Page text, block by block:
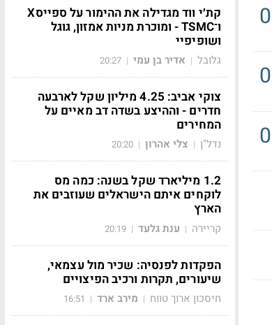
0
0
0
קת׳י ווד מגדילה את ההימור על ספייסX
ו־TSMC - ומוכרת מניות אמזון, גוגל
ושופיפיי
גלובל | אדיר בן עמי |
20:27
צוקי אביב: 4.25 מיליון שקל לארבעה
חדרים - וההיצע בשדה דב מאיים על
המחירים
נדל"ן | צלי אהרון |
20:20
1.2 מיליארד שקל בשנה: כמה מס
לוקחים איתם הישראלים שעוזבים את
הארץ
קריירה | ענת גלעד |
20:19
הפקדות לפנסיה: שכיר מול עצמאי,
שיעורים, תקרות ורכיב הפיצויים
חיסכון ארוך טווח | מירב ארד |
16:51